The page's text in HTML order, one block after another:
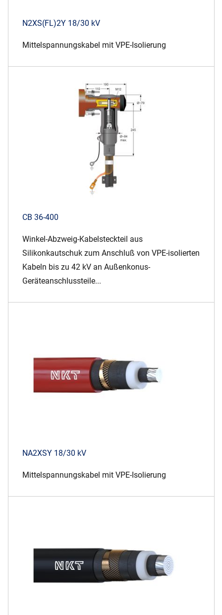
N2XS(FL)2Y 18/30 kV
Mittelspannungskabel mit VPE-Isolierung
CB 36-400
Winkel-Abzweig-Kabelsteckteil aus
Silikonkautschuk zum Anschluß von VPE-isolierten
Kabeln bis zu 42 kV an Außenkonus-
Geräteanschlussteile...
NA2XSY 18/30 kV
Mittelspannungskabel mit VPE-Isolierung